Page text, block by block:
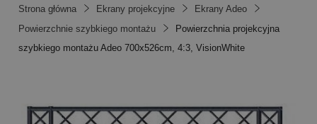
Strona główna Ekrany projekcyjne
Ekrany Adeo
Powierzchnie szybkiego montażu
Powierzchnia projekcyjna
szybkiego montażu Adeo 700x526cm, 4:3, VisionWhite